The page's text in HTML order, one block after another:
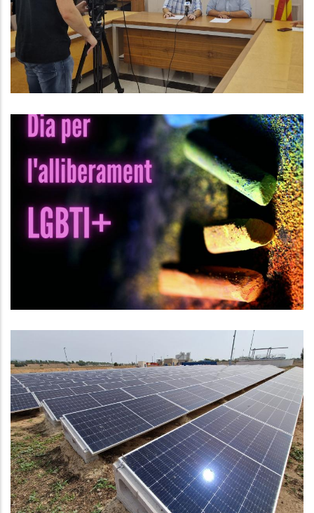
Ocupació
El Proper Dimecres 28 De Juny És
El Dia Per L'alliberament LGBTI+
S. socials
Jornada De Portes Obertes A La
Depuradora Comarcal
Medi